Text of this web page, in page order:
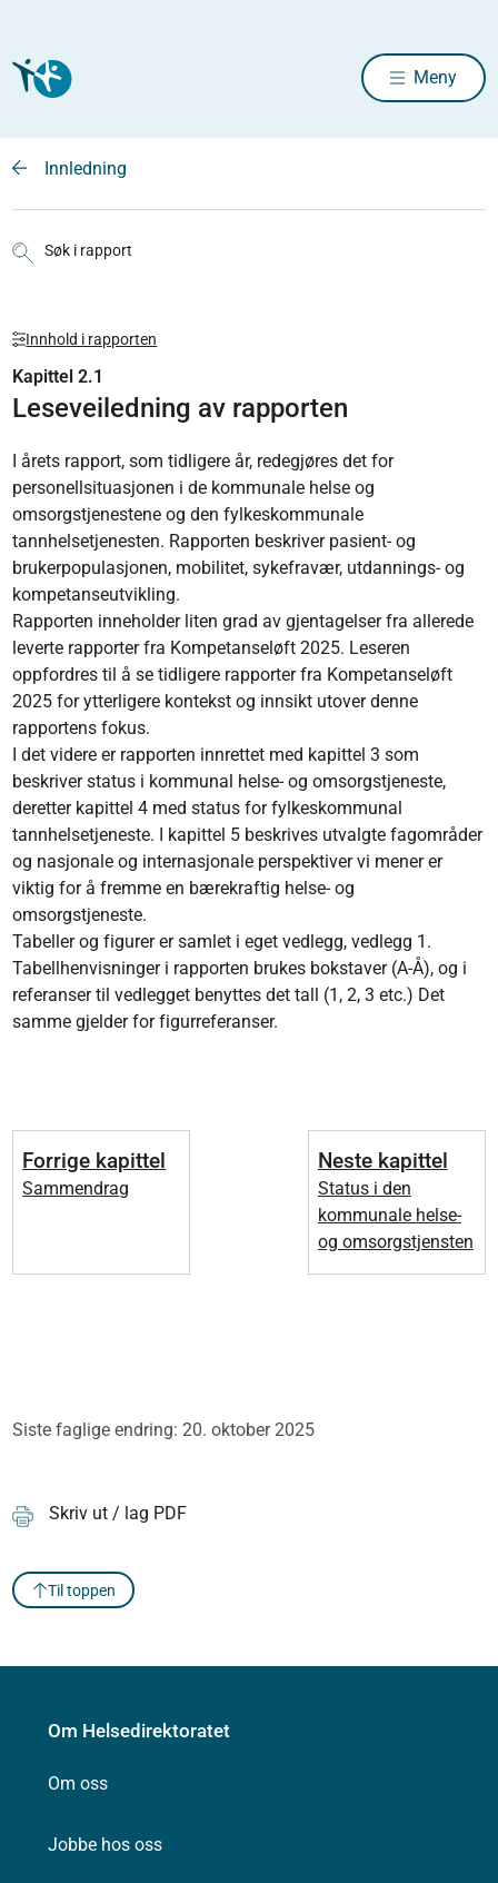
Meny
Innledning
Søk i rapport
Innhold i rapporten
Kapittel 2.1
Leseveiledning av rapporten
I årets rapport, som tidligere år, redegjøres det for
personellsituasjonen i de kommunale helse og
omsorgstjenestene og den fylkeskommunale
tannhelsetjenesten. Rapporten beskriver pasient- og
brukerpopulasjonen, mobilitet, sykefravær, utdannings- og
kompetanseutvikling.
Rapporten inneholder liten grad av gjentagelser fra allerede
leverte rapporter fra Kompetanseløft 2025. Leseren
oppfordres til å se tidligere rapporter fra Kompetanseløft
2025 for ytterligere kontekst og innsikt utover denne
rapportens fokus.
I det videre er rapporten innrettet med kapittel 3 som
beskriver status i kommunal helse- og omsorgstjeneste,
deretter kapittel 4 med status for fylkeskommunal
tannhelsetjeneste. I kapittel 5 beskrives utvalgte fagområder
og nasjonale og internasjonale perspektiver vi mener er
viktig for å fremme en bærekraftig helse- og
omsorgstjeneste.
Tabeller og figurer er samlet i eget vedlegg, vedlegg 1.
Tabellhenvisninger i rapporten brukes bokstaver (A-Å), og i
referanser til vedlegget benyttes det tall (1, 2, 3 etc.) Det
samme gjelder for figurreferanser.
Forrige kapittel
Sammendrag
Neste kapittel
Status i den
kommunale helse-
og omsorgstjensten
Siste faglige endring: 20. oktober 2025
Skriv ut / lag PDF
Til toppen
Om Helsedirektoratet
Om oss
Jobbe hos oss